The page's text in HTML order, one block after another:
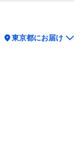
location_on東京都にお届け